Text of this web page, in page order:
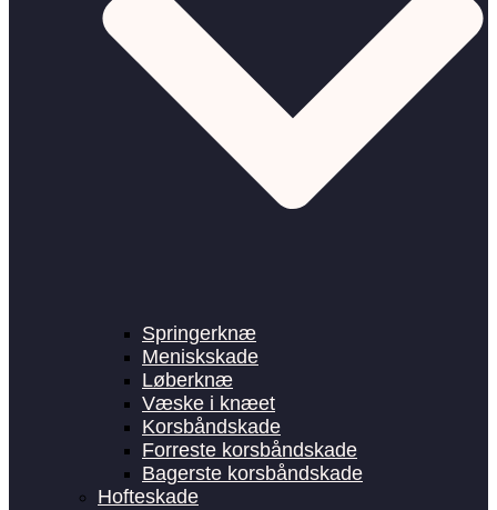
Springerknæ
Meniskskade
Løberknæ
Væske i knæet
Korsbåndskade
Forreste korsbåndskade
Bagerste korsbåndskade
Hofteskade